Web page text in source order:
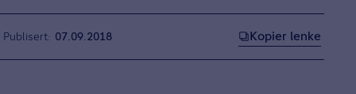
Publisert 07.09.2018 Kopier lenke